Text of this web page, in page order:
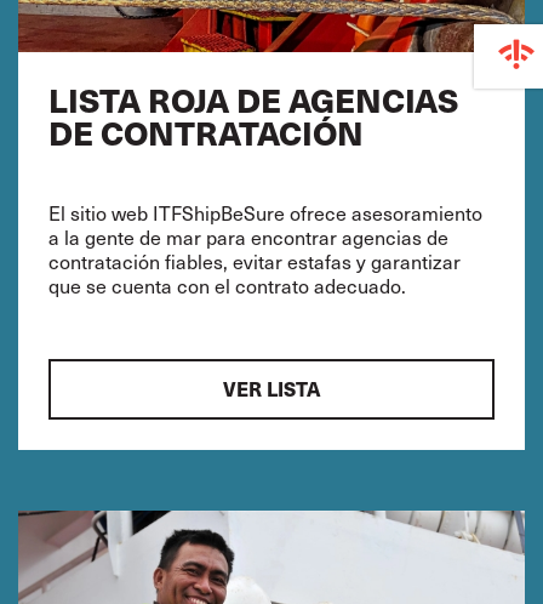
LISTA ROJA DE AGENCIAS
DE CONTRATACIÓN
El sitio web ITFShipBeSure ofrece asesoramiento
a la gente de mar para encontrar agencias de
contratación fiables, evitar estafas y garantizar
que se cuenta con el contrato adecuado.
VER LISTA